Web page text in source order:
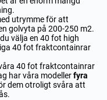
utrymme för att
golvyta på 200-250 m2.
välja en 40 fot high
40 fot fraktcontainrar
40 fot fraktcontainrar
har våra modellerfyra
dem otroligt svåra att